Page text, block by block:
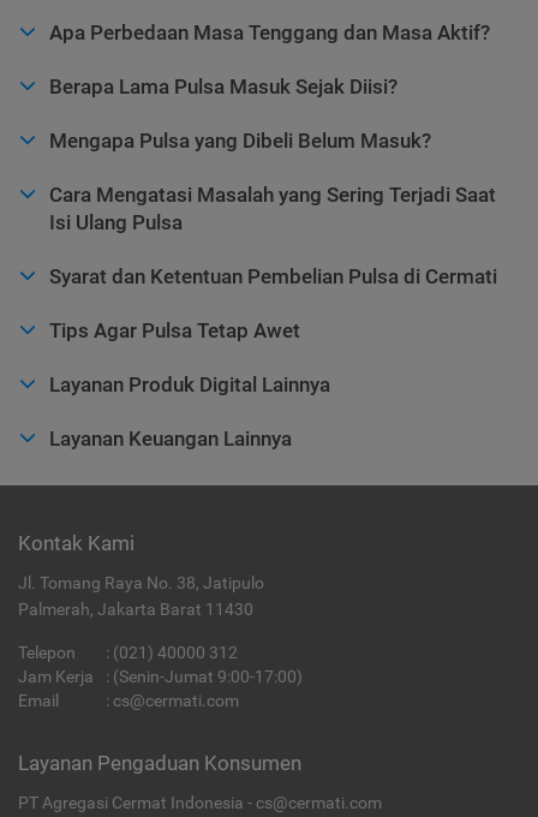
Apa Perbedaan Masa Tenggang dan Masa Aktif?
Berapa Lama Pulsa Masuk Sejak Diisi?
Mengapa Pulsa yang Dibeli Belum Masuk?
Cara Mengatasi Masalah yang Sering Terjadi Saat
Isi Ulang Pulsa
Syarat dan Ketentuan Pembelian Pulsa di Cermati
Tips Agar Pulsa Tetap Awet
Layanan Produk Digital Lainnya
Layanan Keuangan Lainnya
Kontak Kami
Jl. Tomang Raya No. 38, Jatipulo
Palmerah, Jakarta Barat 11430
Telepon : (021) 40000 312
Jam Kerja
: (Senin-Jumat 9:00-17:00)
Email
: cs@cermati.com
Layanan Pengaduan Konsumen
PT Agregasi Cermat Indonesia - cs@cermati.com